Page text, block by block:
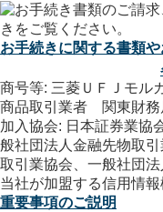
お手続きに関する書類
商号等: 三菱ＵＦＪモ
商品取引業者 関東財務
加入協会: 日本証券業協
般社団法人金融先物取
取引業協会、一般社団
当社が加盟する信用情
重要事項のご説明